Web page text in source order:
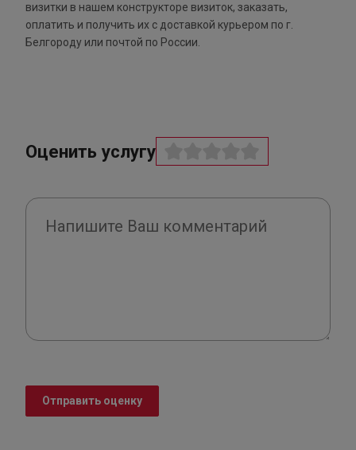
визитки в нашем конструкторе визиток, заказать,
оплатить и получить их с доставкой курьером по г.
Белгороду или почтой по России.
Оценить услугу
Отправить оценку